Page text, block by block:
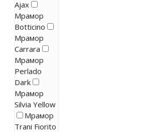
Ajax
Мрамор
Botticino
Мрамор
Carrara
Мрамор
Perlado
Dark
Мрамор
Silvia Yellow
Мрамор
Trani Fiorito